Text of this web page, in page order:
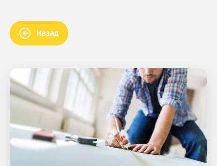
Назад